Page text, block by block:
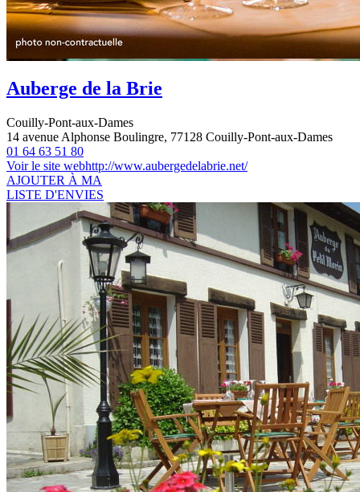
Auberge de la Brie
Couilly-Pont-aux-Dames
14 avenue Alphonse Boulingre, 77128 Couilly-Pont-aux-Dames
01 64 63 51 80
Voir le site webhttp://www.aubergedelabrie.net/
AJOUTER À MA
LISTE D'ENVIES